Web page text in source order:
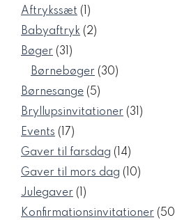
Aftrykssæt 11
vare
Babyaftryk 22
Bøger 3131
varer
Børnebøger 3030
Børnesange 55
varer
Bryllupsinvitationer 3131
Events 1717
varer
Gaver til farsdag 1414
varer
Gaver til mors dag 1010
Julegaver 11
vare
Konfirmationsinvitationer 50